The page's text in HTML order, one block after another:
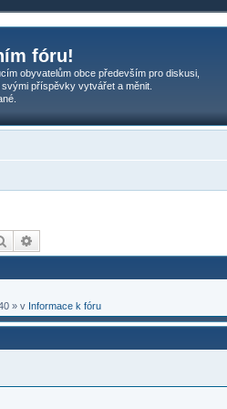
fóru!
obyvatelům obce především pro diskusi,
příspěvky vytvářet a měnit.
Hledat
» v Informace k fóru